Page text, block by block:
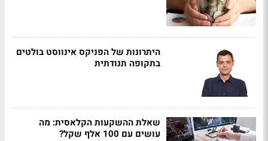
היתרונות של הפניקס אינווסט בולטים
בתקופה תנודתית
שאלת ההשקעות הקלאסית: מה
עושים עם 100 אלף שקל?